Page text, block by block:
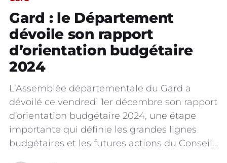
Gard : le Département
dévoile son rapport
d’orientation budgétaire
2024
L’Assemblée départementale du Gard a
dévoilé ce vendredi 1er décembre son rapport
d’orientation budgétaire 2024, une étape
importante qui définie les grandes lignes
budgétaires et les futures actions du Conseil…